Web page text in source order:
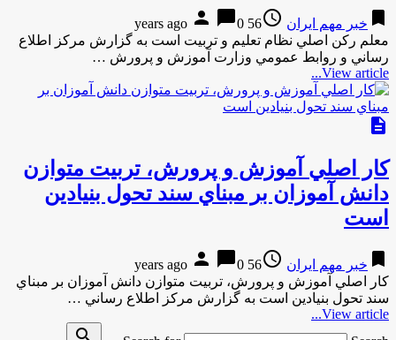
bookmark خبر مهم ایران access_time
56 years ago
person chat_bubble0
معلم ركن اصلي نظام تعليم و تربيت است به گزارش مركز اطلاع
رساني و روابط عمومي وزارت آموزش و پرورش …
View article...
description
كار اصلي آموزش و پرورش، تربيت متوازن
دانش آموزان بر مبناي سند تحول بنيادين
است
bookmark خبر مهم ایران access_time
56 years ago
person chat_bubble0
كار اصلي آموزش و پرورش، تربيت متوازن دانش آموزان بر مبناي
سند تحول بنيادين است به گزارش مركز اطلاع رساني …
View article...